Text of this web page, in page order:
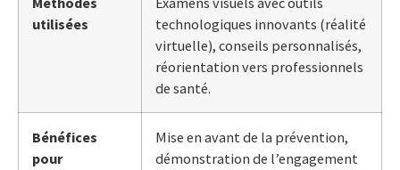
utilisées
technologiques innovants (réalité
virtuelle), conseils personnalisés,
réorientation vers professionnels
de santé.
Bénéfices
pour
Mise en avant de la prévention,
démonstration de l’engagement